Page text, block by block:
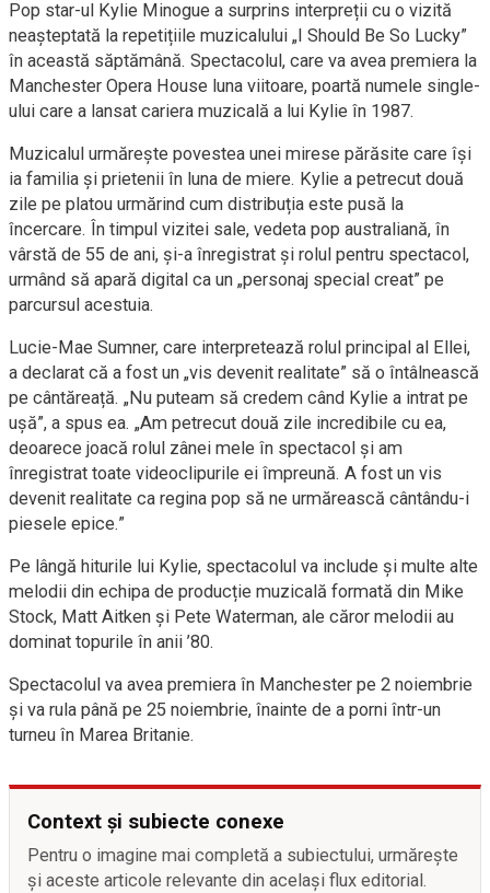
Pop star-ul Kylie Minogue a surprins interpreții cu o vizită
neașteptată la repetițiile muzicalului „I Should Be So Lucky”
în această săptămână. Spectacolul, care va avea premiera la
Manchester Opera House luna viitoare, poartă numele single-
ului care a lansat cariera muzicală a lui Kylie în 1987.
Muzicalul urmărește povestea unei mirese părăsite care își
ia familia și prietenii în luna de miere. Kylie a petrecut două
zile pe platou urmărind cum distribuția este pusă la
încercare. În timpul vizitei sale, vedeta pop australiană, în
vârstă de 55 de ani, și-a înregistrat și rolul pentru spectacol,
urmând să apară digital ca un „personaj special creat” pe
parcursul acestuia.
Lucie-Mae Sumner, care interpretează rolul principal al Ellei,
a declarat că a fost un „vis devenit realitate” să o întâlnească
pe cântăreață. „Nu puteam să credem când Kylie a intrat pe
ușă”, a spus ea. „Am petrecut două zile incredibile cu ea,
deoarece joacă rolul zânei mele în spectacol și am
înregistrat toate videoclipurile ei împreună. A fost un vis
devenit realitate ca regina pop să ne urmărească cântându-i
piesele epice.”
Pe lângă hiturile lui Kylie, spectacolul va include și multe alte
melodii din echipa de producție muzicală formată din Mike
Stock, Matt Aitken și Pete Waterman, ale căror melodii au
dominat topurile în anii ’80.
Spectacolul va avea premiera în Manchester pe 2 noiembrie
și va rula până pe 25 noiembrie, înainte de a porni într-un
turneu în Marea Britanie.
Context și subiecte conexe
Pentru o imagine mai completă a subiectului, urmărește
și aceste articole relevante din același flux editorial.